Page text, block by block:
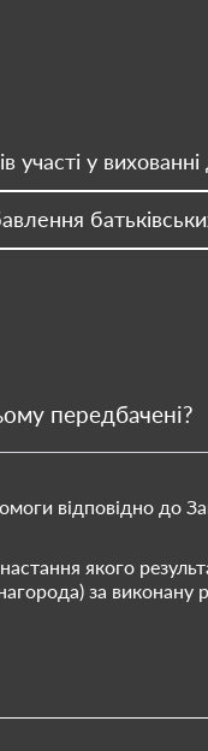
участі у
передбачені?
відповідно до
якого
за виконану